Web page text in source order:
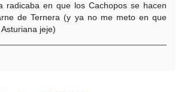
radicaba en que los Cachopos se hacen
de Ternera (y ya no me meto en que
jeje)